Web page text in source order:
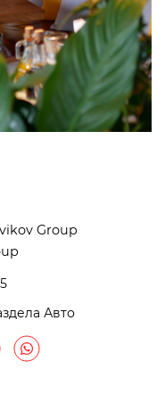
Group
Авто